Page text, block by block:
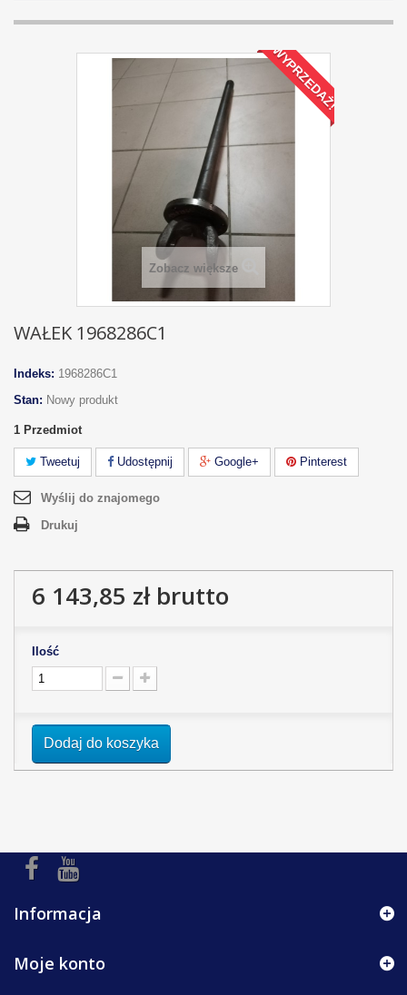
WYPRZEDAŻ!
Zobacz większe
WAŁEK 1968286C1
Indeks: 1968286C1
Stan: Nowy produkt
1 Przedmiot
Tweetuj Udostępnij Google+ Pinterest
Wyślij do znajomego
Drukuj
6 143,85 złbrutto
Ilość
Dodaj do koszyka
Informacja
Moje konto